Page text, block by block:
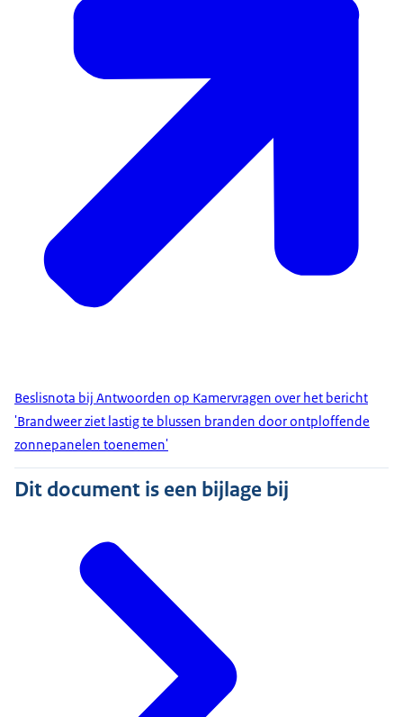
Beslisnota bij Antwoorden op Kamervragen over het bericht
'Brandweer ziet lastig te blussen branden door ontploffende
zonnepanelen toenemen'
Dit document is een bijlage bij